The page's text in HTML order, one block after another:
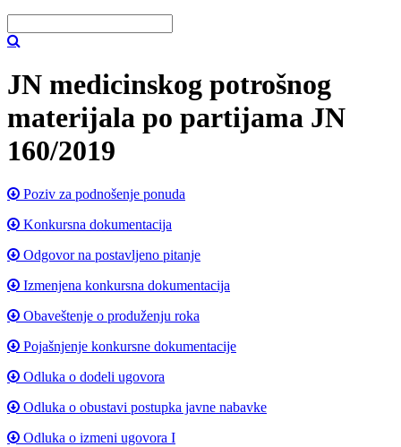
JN medicinskog potrošnog
materijala po partijama JN
160/2019
Poziv za podnošenje ponuda
Konkursna dokumentacija
Odgovor na postavljeno pitanje
Izmenjena konkursna dokumentacija
Obaveštenje o produženju roka
Pojašnjenje konkursne dokumentacije
Odluka o dodeli ugovora
Odluka o obustavi postupka javne nabavke
Odluka o izmeni ugovora I